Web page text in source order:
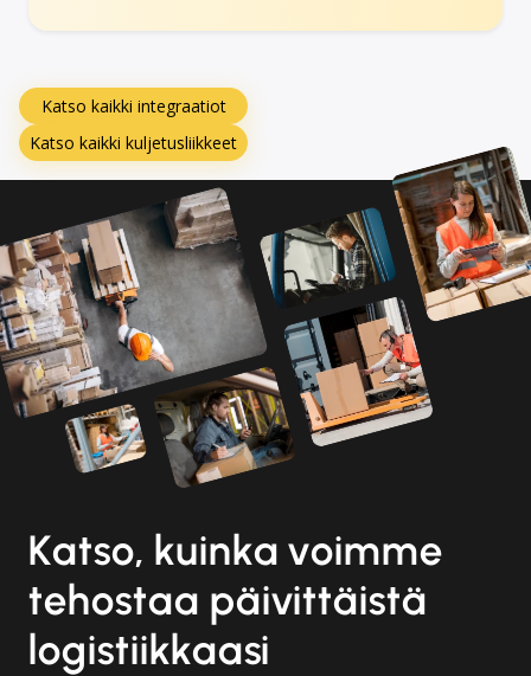
Katso kaikki integraatiot
Katso kaikki kuljetusliikkeet
Katso, kuinka voimme
tehostaa päivittäistä
logistiikkaasi